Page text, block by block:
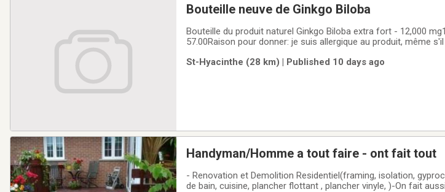
Bouteille neuve de Ginkgo Biloba
Bouteille du produit naturel Ginkgo Biloba extra fort - 12,000
57.00Raison pour donner: je suis allergique au produit, même
St-Hyacinthe (28 km) | Published 10 days ago
Handyman/Homme a tout faire - ont fait tout
- Renovation et Demolition Residentiel(framing, isolation,
de bain, cuisine, plancher flottant , plancher vinyle, )-On fait